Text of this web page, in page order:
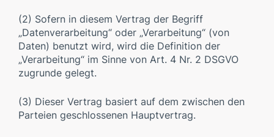
(2) Sofern in diesem Vertrag der Begriff
„Datenverarbeitung“ oder „Verarbeitung“ (von
Daten) benutzt wird, wird die Definition der
„Verarbeitung“ im Sinne von Art. 4 Nr. 2 DSGVO
zugrunde gelegt.
(3) Dieser Vertrag basiert auf dem zwischen den
Parteien geschlossenen Hauptvertrag.